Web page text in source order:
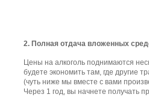
2. Полная отдача вложенных
Цены на алкоголь поднимаются
будете экономить там, где другие
(чуть ниже мы вместе с вами
Через 1 год, вы начнете получать